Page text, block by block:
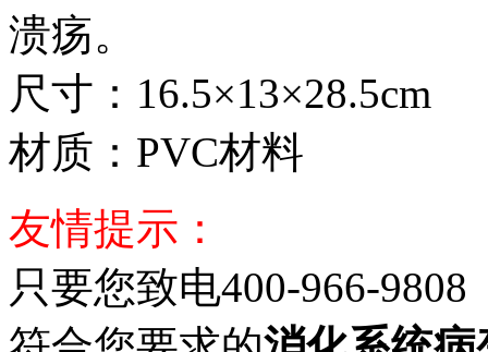
溃疡。
尺寸：16.5×13×28.5cm
材质：PVC材料
友情提示：
只要您致电400-966-